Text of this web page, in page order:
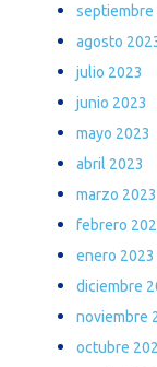
septiembre
agosto
julio 2023
junio 2023
mayo 2023
abril 2023
marzo 2023
febrero
enero 2023
diciembre
noviembre
octubre